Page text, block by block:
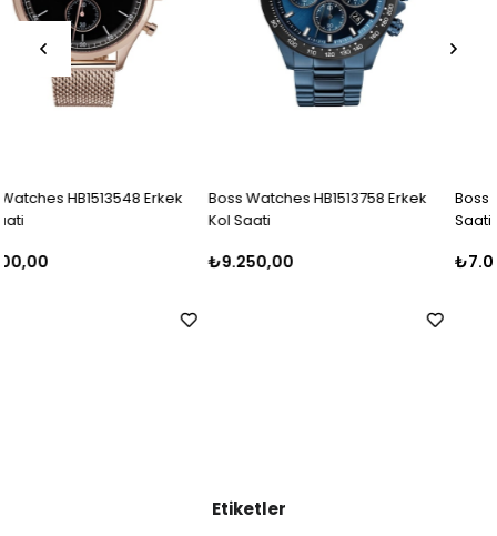
Boss Watches HB1513758 Erkek
₺9.250,00
Boss Watches HB1513811 Erkek
₺7.000,00
Etiketler